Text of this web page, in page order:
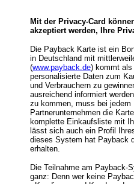
Mit der Privacy-Card
akzeptiert werden, Ihre
Die Payback Karte ist ein
in Deutschland mit
(www.payback.de) kommt als
personalisierte Daten zum
und Verbrauchern zu
ausreichend informiert
zu kommen, muss bei
Partnerunternehmen die
komplette Einkaufsliste mit
lässt sich auch ein Profil
dieses System hat Payback
erhalten.
Die Teilnahme am Payback-
ganz: Denn wer keine